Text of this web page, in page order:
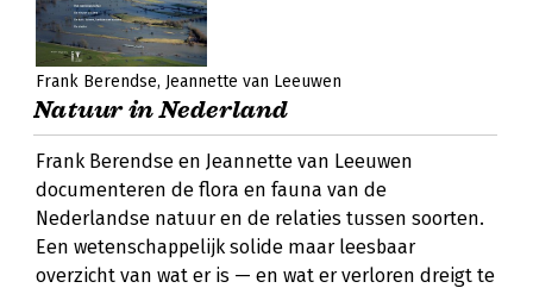
Frank Berendse Jeannette van Leeuwen
Natuur in Nederland
Frank Berendse en Jeannette van Leeuwen
documenteren de flora en fauna van de
Nederlandse natuur en de relaties tussen soorten.
Een wetenschappelijk solide maar leesbaar
overzicht van wat er is — en wat er verloren dreigt te